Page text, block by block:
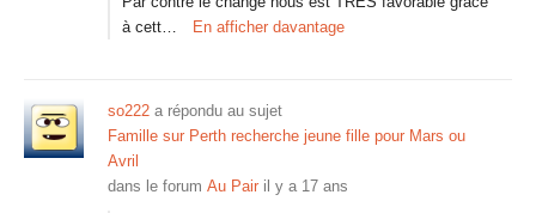
à cett…
En afficher davantage
so222 a répondu au sujet
Famille sur Perth recherche jeune fille pour Mars ou
Avril
dans le forum Au Pair il y a 17 ans